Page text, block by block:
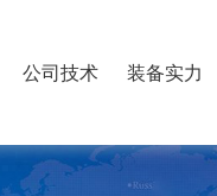
公司技术 装备实力